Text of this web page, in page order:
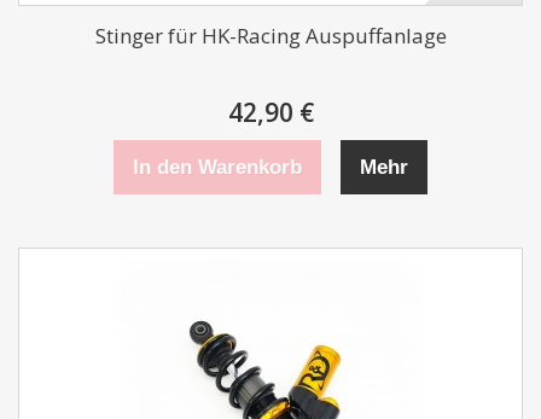
Stinger für HK-Racing Auspuffanlage
42,90 €
In den Warenkorb Mehr